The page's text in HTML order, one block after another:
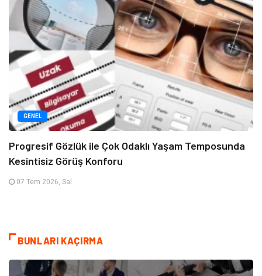
GENEL
Progresif Gözlük ile Çok Odaklı Yaşam Temposunda
Kesintisiz Görüş Konforu
07 Tem 2026, Sal
BUNLARI KAÇIRMA